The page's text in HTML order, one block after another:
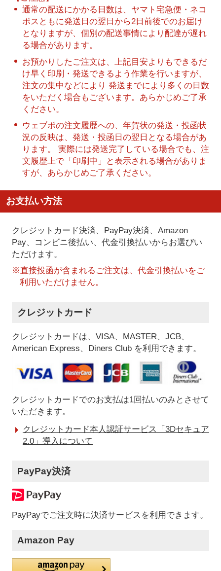
通常の配送にかかる日数は、ヤマト宅急便・ネコ
ポスともに発送日の翌日から2日前後でのお届け
となりますが、個別の配送事情により配達が遅れ
る場合があります。
お預かりしたご注文は、上記目安よりもできるだ
け早く印刷・発送できるよう作業を行いますが、
注文の集中などにより 発送までにより多くの日数
をいただく場合もございます。あらかじめご了承
ください。
ウェブポの注文履歴への、年賀状の発送・投函状
況の反映は、発送・投函日の翌日となる場合があ
ります。 実際には発送完了している場合でも、注
文履歴上で「印刷中」と表示される場合がありま
すが、あらかじめご了承ください。
お支払い方法
クレジットカード決済、PayPay決済、Amazon
Pay、コンビニ後払い、代金引換払いからお選びい
ただけます。
※直接投函が含まれるご注文は、代金引換払いをご
利用いただけません。
クレジットカード
クレジットカードは、VISA、MASTER、JCB、
American Express、Diners Club を利用できます。
クレジットカードでのお支払は1回払いのみとさせて
いただきます。
クレジットカード本人認証サービス「3Dセキュア
2.0」導入について
PayPay決済
PayPayでご注文時に決済サービスを利用できます。
Amazon Pay